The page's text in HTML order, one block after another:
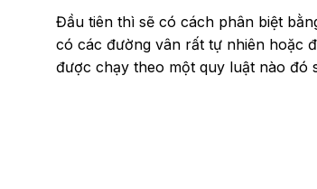
Đầu tiên thì sẽ có cách phân biệt
có các đường vân rất tự nhiên hoặc
được chạy theo một quy luật nào đó